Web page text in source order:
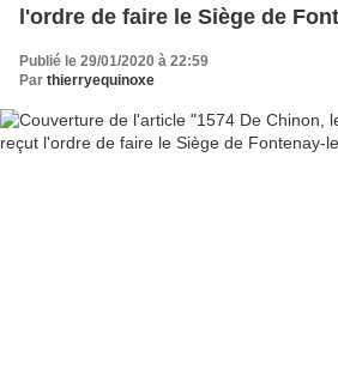
l'ordre de faire le Siège de
Publié le 29/01/2020 à 22:59
Par thierryequinoxe